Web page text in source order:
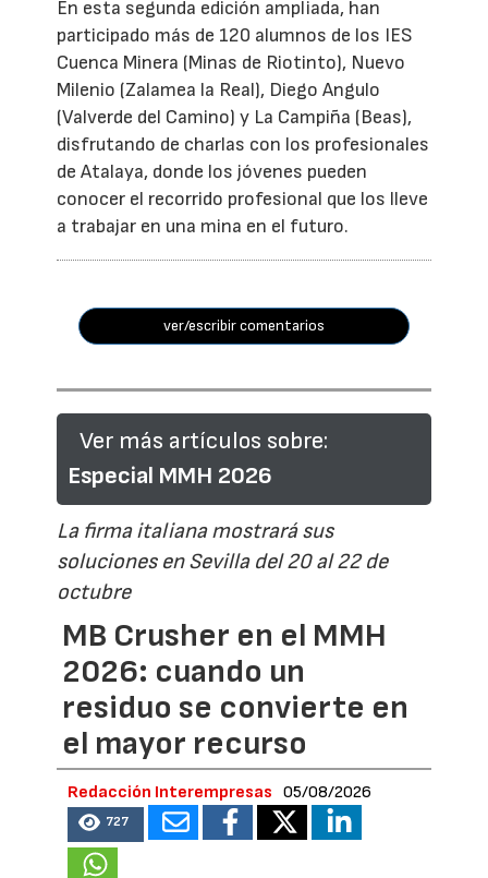
En esta segunda edición ampliada, han
participado más de 120 alumnos de los IES
Cuenca Minera (Minas de Riotinto), Nuevo
Milenio (Zalamea la Real), Diego Angulo
(Valverde del Camino) y La Campiña (Beas),
disfrutando de charlas con los profesionales
de Atalaya, donde los jóvenes pueden
conocer el recorrido profesional que los lleve
a trabajar en una mina en el futuro.
ver/escribir comentarios
Ver más artículos sobre:
Especial MMH 2026
La firma italiana mostrará sus
soluciones en Sevilla del 20 al 22 de
octubre
MB Crusher en el MMH
2026: cuando un
residuo se convierte en
el mayor recurso
Redacción Interempresas 05/08/2026
727